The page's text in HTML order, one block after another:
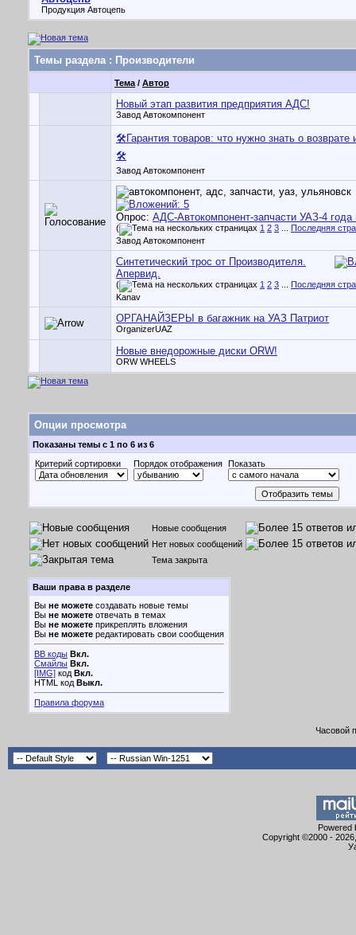
Продукция Автоцепь
Темы раздела: Производители
Тема / Автор
Новый этап развития предприятия АДС!
Завод Автокомпонент
🛠Гарантия товаров: что нужно знать о возврате
🛠
Завод Автокомпонент
Опрос: АДС-Автокомпонент-запчасти УАЗ-4 года
( 1 2 3
Последняя
Завод Автокомпонент
Синтетический трос от Производителя.
Апервид.
( 1 2 3
Последняя
Kanav
ОРГАНАЙЗЕРЫ в багажник на УАЗ Патриот
OrganizerUAZ
Новые внедорожные диски ORW!
ORW WHEELS
Опции просмотра
Показаны темы с 1 по 6 из 6
Критерий сортировки
Порядок отображения Показать
Новые сообщения
Нет новых сообщений
Тема закрыта
Ваши права в разделе
Вы не можете создавать новые темы
Вы не можете отвечать в темах
Вы не можете прикреплять вложения
Вы не можете редактировать свои сообщения
BB коды Вкл.
Смайлы Вкл.
[IMG] код Вкл.
HTML код Выкл.
Правила форума
Часовой
Powered
Copyright ©2000 -